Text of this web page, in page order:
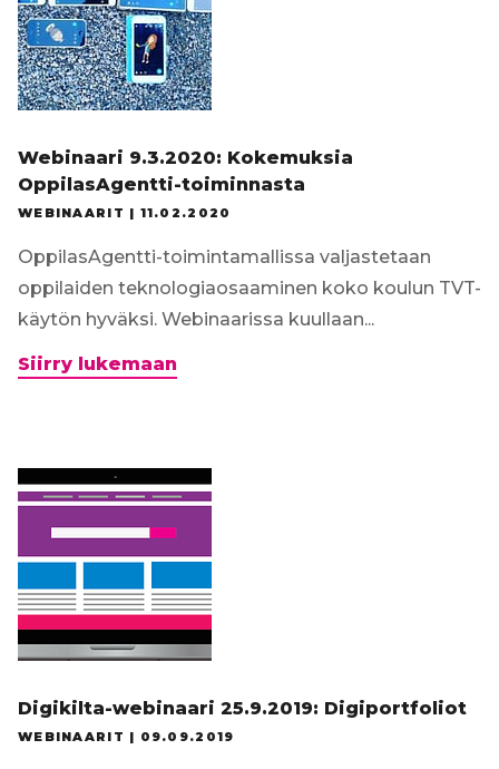
Webinaari 9.3.2020: Kokemuksia
OppilasAgentti-toiminnasta
WEBINAARIT | 11.02.2020
OppilasAgentti-toimintamallissa valjastetaan
oppilaiden teknologiaosaaminen koko koulun TVT-
käytön hyväksi. Webinaarissa kuullaan...
Siirry lukemaan
toiminnasta
Digikilta-webinaari 25.9.2019: Digiportfoliot
WEBINAARIT | 09.09.2019